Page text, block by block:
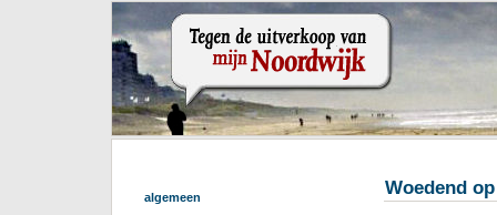
Woedend
algemeen